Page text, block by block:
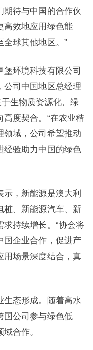
期待与中国的合作伙
高效地应用绿色能
球其他地区。”
环境科技有限公司
公司中国地区总经理
生物质资源化、绿
度契合。“在农业秸
领域，公司希望推动
经验助力中国的绿色
，新能源是澳大利
桩、新能源汽车、新
持续增长。“协会将
国企业合作，促进产
用场景深度结合，真
生态形成。随着高水
国公司参与绿色低
合作。